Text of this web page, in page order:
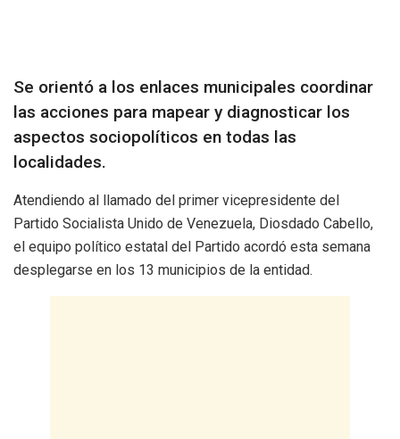
Se orientó a los enlaces municipales coordinar
las acciones para mapear y diagnosticar los
aspectos sociopolíticos en todas las
localidades.
Atendiendo al llamado del primer vicepresidente del
Partido Socialista Unido de Venezuela, Diosdado Cabello,
el equipo político estatal del Partido acordó esta semana
desplegarse en los 13 municipios de la entidad.